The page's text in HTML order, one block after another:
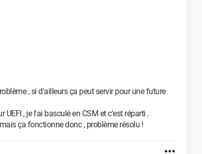
, si d'ailleurs ça peut servir pour une future
UEFI , je l'ai basculé en CSM et c'est réparti .
ça fonctionne donc , problème résolu !